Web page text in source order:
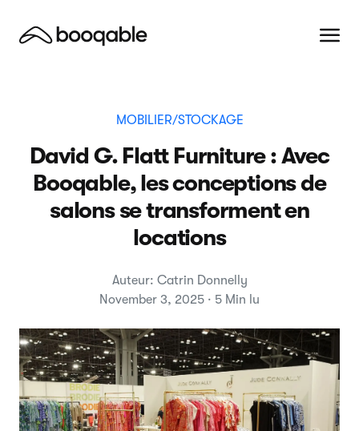
MOBILIER/STOCKAGE
David G. Flatt Furniture : Avec
Booqable, les conceptions de
salons se transforment en
locations
Auteur: Catrin Donnelly
November 3, 2025 · 5 Min lu